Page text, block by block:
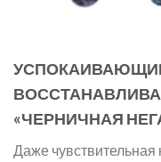
«ЧЕРНИЧНАЯ
Даже